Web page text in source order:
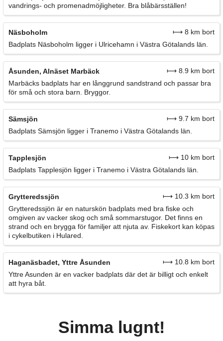
vandrings- och promenadmöjligheter. Bra blåbärsställen!
Näsboholm
⟼ 8 km bort
Badplats Näsboholm ligger i Ulricehamn i Västra Götalands län.
Åsunden, Alnäset Marbäck
⟼ 8.9 km bort
Marbäcks badplats har en långgrund sandstrand och passar bra
för små och stora barn. Bryggor.
Sämsjön
⟼ 9.7 km bort
Badplats Sämsjön ligger i Tranemo i Västra Götalands län.
Tapplesjön
⟼ 10 km bort
Badplats Tapplesjön ligger i Tranemo i Västra Götalands län.
Grytteredssjön
⟼ 10.3 km bort
Grytteredssjön är en naturskön badplats med bra fiske och
omgiven av vacker skog och små sommarstugor. Det finns en
strand och en brygga för familjer att njuta av. Fiskekort kan köpas
i cykelbutiken i Hulared.
Haganäsbadet, Yttre Åsunden
⟼ 10.8 km bort
Yttre Asunden är en vacker badplats där det är billigt och enkelt
att hyra båt.
Simma lugnt!